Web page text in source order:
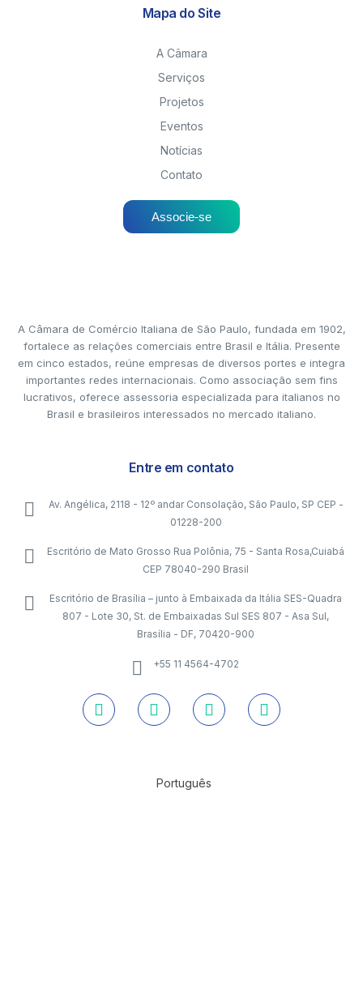
Mapa do Site
A Câmara
Serviços
Projetos
Eventos
Notícias
Contato
Associe-se
A Câmara de Comércio Italiana de São Paulo, fundada em 1902,
fortalece as relações comerciais entre Brasil e Itália. Presente
em cinco estados, reúne empresas de diversos portes e integra
importantes redes internacionais. Como associação sem fins
lucrativos, oferece assessoria especializada para italianos no
Brasil e brasileiros interessados no mercado italiano.
Entre em contato
Av. Angélica, 2118 - 12º andar Consolação, São Paulo, SP CEP -
01228-200
Escritório de Mato Grosso Rua Polônia, 75 - Santa Rosa,Cuiabá
CEP 78040-290 Brasil
Escritório de Brasília – junto à Embaixada da Itália SES-Quadra
807 - Lote 30, St. de Embaixadas Sul SES 807 - Asa Sul,
Brasília - DF, 70420-900
+55 11 4564-4702
Português